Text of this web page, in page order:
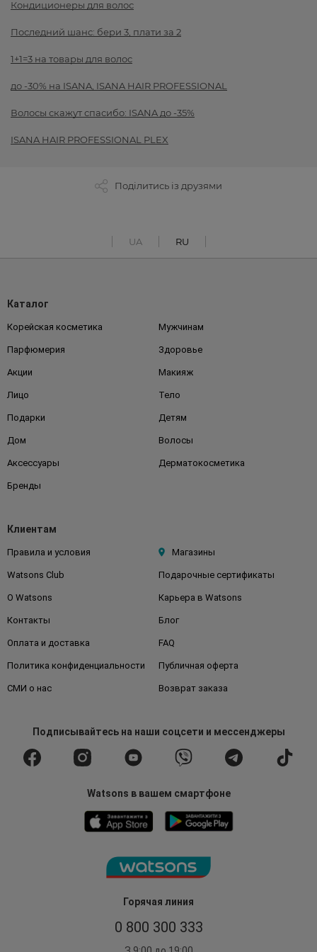
Кондиционеры для волос
Последний шанс: бери 3, плати за 2
1+1=3 на товары для волос
до -30% на ISANA, ISANA HAIR PROFESSIONAL
Волосы скажут спасибо: ISANA до -35%
ISANA HAIR PROFESSIONAL PLEX
Поділитись із друзями
UA RU
Горячая линия
0 800 300 333
Каталог
Корейская косметика Мужчинам
Парфюмерия Здоровье
Акции Макияж
Лицо Тело
Подарки Детям
Дом Волосы
Аксессуары Дерматокосметика
Бренды
Клиентам
Правила и условия Магазины
Watsons Club Подарочные сертификаты
О Watsons Карьера в Watsons
Контакты Блог
Оплата и доставка FAQ
Политика конфиденциальности Публичная оферта
СМИ о нас Возврат заказа
Подписывайтесьна наши соцсети и мессенджеры
Watsons в вашем смартфоне